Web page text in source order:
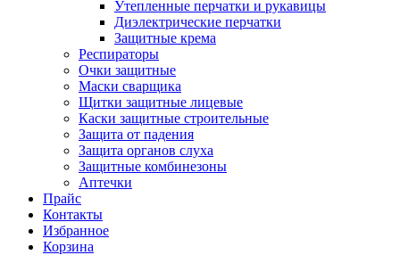
Утепленные перчатки и рукавицы
Диэлектрические перчатки
Защитные крема
Респираторы
Очки защитные
Маски сварщика
Щитки защитные лицевые
Каски защитные строительные
Защита от падения
Защита органов слуха
Защитные комбинезоны
Аптечки
Прайс
Контакты
Избранное
Корзина